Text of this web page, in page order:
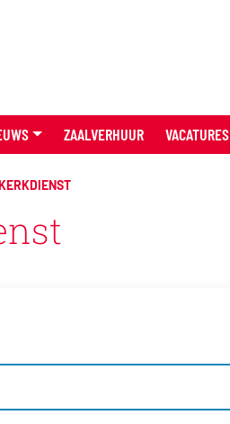
ZAALVERHUUR VACATURES